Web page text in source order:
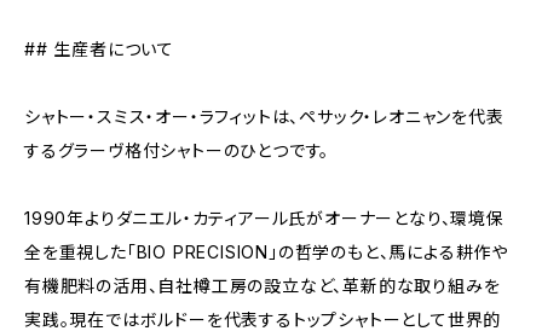
## 生産者について
シャトー・スミス・オー・ラフィットは、ペサック・レオニャンを代表
するグラーヴ格付シャトーのひとつです。
1990年よりダニエル・カティアール氏がオーナーとなり、環境保
全を重視した「BIO PRECISION」の哲学のもと、馬による耕作や
有機肥料の活用、自社樽工房の設立など、革新的な取り組みを
実践。現在ではボルドーを代表するトップシャトーとして世界的